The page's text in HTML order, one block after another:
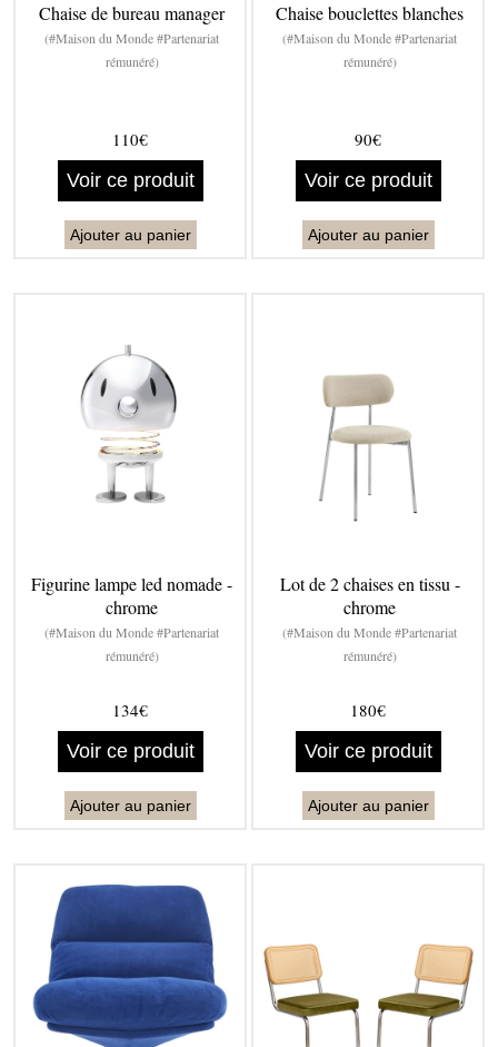
Chaise de bureau manager
(#Maison du Monde #Partenariat
rémunéré)
110€
Voir ce produit
Ajouter au panier
Chaise bouclettes blanches
(#Maison du Monde #Partenariat
rémunéré)
90€
Voir ce produit
Ajouter au panier
Figurine lampe led nomade -
chrome
(#Maison du Monde #Partenariat
rémunéré)
134€
Voir ce produit
Ajouter au panier
Lot de 2 chaises en tissu -
chrome
(#Maison du Monde #Partenariat
rémunéré)
180€
Voir ce produit
Ajouter au panier